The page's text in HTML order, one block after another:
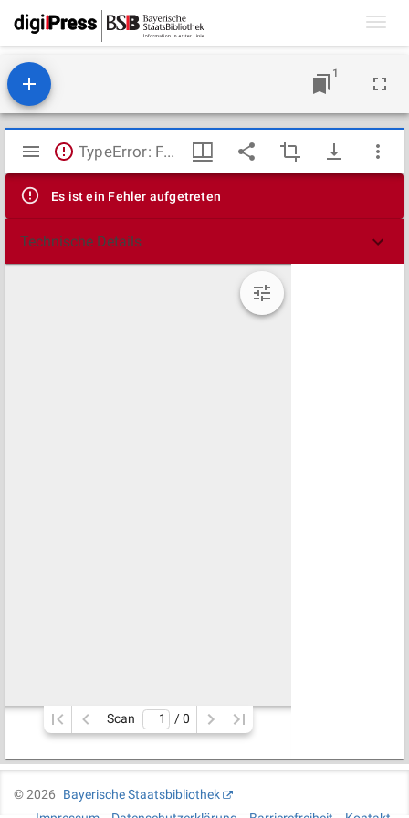
1
Mirador
Viewer
TypeError: Failed to fetch
Es ist ein Fehler aufgetreten
Technische Details
Scan / 0
©2026
Bayerische Staatsbibliothek